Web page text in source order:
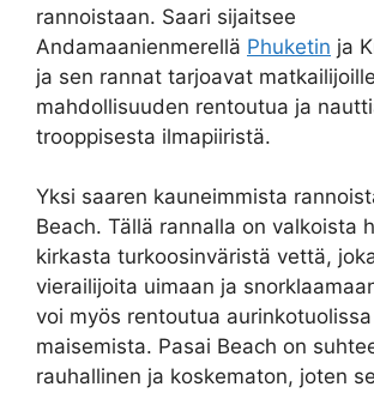
rannoistaan. Saari sijaitsee
Andamaanienmerellä Phuketin ja
ja sen rannat tarjoavat
mahdollisuuden rentoutua ja
trooppisesta ilmapiiristä.
Yksi saaren kauneimmista
Beach. Tällä rannalla on valkoista
kirkasta turkoosinväristä vettä,
vierailijoita uimaan ja
voi myös rentoutua
maisemista. Pasai Beach on
rauhallinen ja koskematon, joten